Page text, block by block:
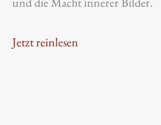
Jetzt reinlesen